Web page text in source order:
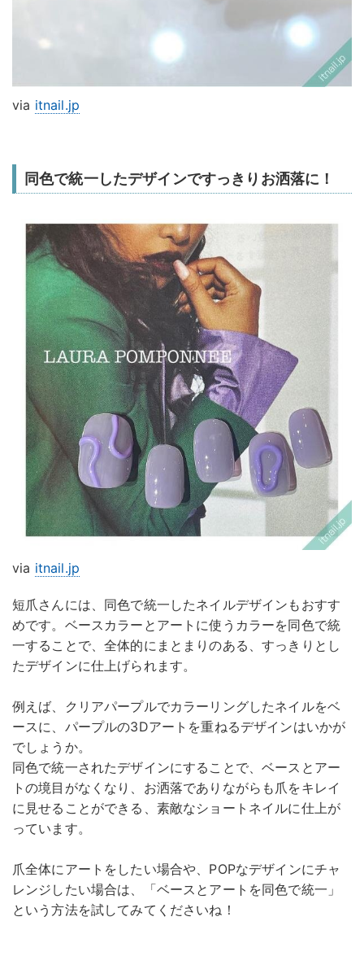
via itnail.jp
同色で統一したデザインですっきりお洒落に！
via itnail.jp
短爪さんには、同色で統一したネイルデザインもおすす
めです。ベースカラーとアートに使うカラーを同色で統
一することで、全体的にまとまりのある、すっきりとし
たデザインに仕上げられます。
例えば、クリアパープルでカラーリングしたネイルをベ
ースに、パープルの3Dアートを重ねるデザインはいかが
でしょうか。
同色で統一されたデザインにすることで、ベースとアー
トの境目がなくなり、お洒落でありながらも爪をキレイ
に見せることができる、素敵なショートネイルに仕上が
っています。
爪全体にアートをしたい場合や、POPなデザインにチャ
レンジしたい場合は、「ベースとアートを同色で統一」
という方法を試してみてくださいね！